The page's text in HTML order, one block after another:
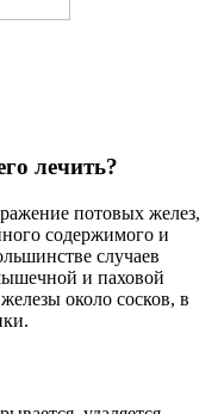
лечить?
потовых желез,
содержимого и
случаев
и паховой
около сосков, в